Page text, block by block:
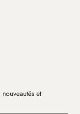
et